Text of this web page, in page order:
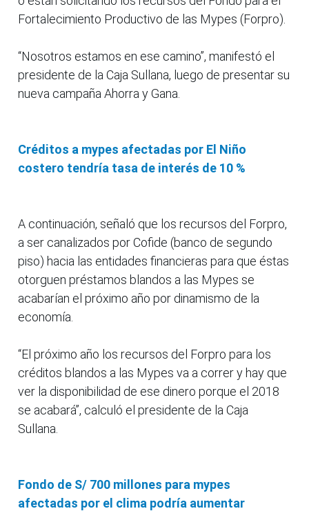
Fortalecimiento Productivo de las Mypes (Forpro).
“Nosotros estamos en ese camino”, manifestó el
presidente de la Caja Sullana, luego de presentar su
nueva campaña Ahorra y Gana.
Créditos a mypes afectadas por El Niño
costero tendría tasa de interés de 10 %
A continuación, señaló que los recursos del Forpro,
a ser canalizados por Cofide (banco de segundo
piso) hacia las entidades financieras para que éstas
otorguen préstamos blandos a las Mypes se
acabarían el próximo año por dinamismo de la
economía.
“El próximo año los recursos del Forpro para los
créditos blandos a las Mypes va a correr y hay que
ver la disponibilidad de ese dinero porque el 2018
se acabará”, calculó el presidente de la Caja
Sullana.
Fondo de S/ 700 millones para mypes
afectadas por el clima podría aumentar